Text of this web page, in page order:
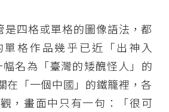
是四格或單格的圖像語法，都
格作品幾乎已近「出神入
名為「臺灣的矮醜怪人」的
在「一個中國」的鐵籠裡，各
，畫面中只有一句：「很可